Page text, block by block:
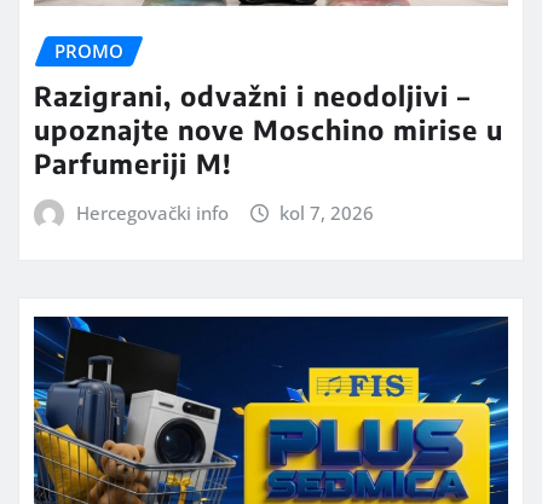
PROMO
Razigrani, odvažni i neodoljivi –
upoznajte nove Moschino mirise u
Parfumeriji M!
Hercegovački info kol 7, 2026